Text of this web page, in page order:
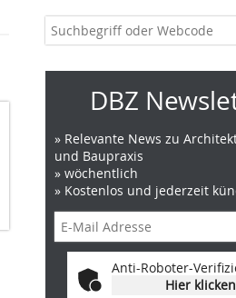
DBZ
» Relevante News zu
und Baupraxis
» wöchentlich
» Kostenlos und jederzeit
Anti-Roboter-
Hier klicken